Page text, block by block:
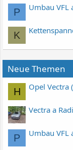
P Umbau VFL
K
Neue Themen
H Opel Vectra
Vectra a
P Umbau VFL